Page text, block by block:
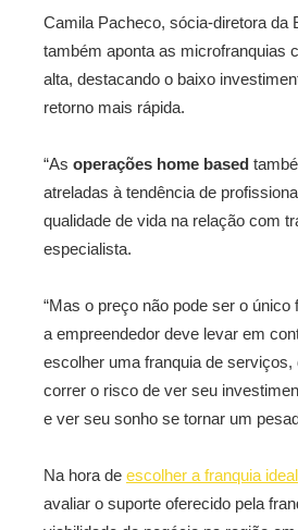
Camila Pacheco, sócia-diretora da
também aponta as microfranquias
alta, destacando o baixo
retorno mais rápida.
“As operações home based
atreladas à tendência de
qualidade de vida na relação com
especialista.
“Mas o preço não pode ser o único
a empreendedor deve levar em
escolher uma franquia de serviços,
correr o risco de ver seu
e ver seu sonho se tornar um
Na hora de escolher a franquia ideal
avaliar o suporte oferecido pela